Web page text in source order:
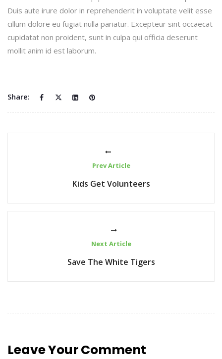
Duis aute irure dolor in reprehenderit in voluptate velit esse
cillum dolore eu fugiat nulla pariatur. Excepteur sint occaecat
cupidatat non proident, sunt in culpa qui officia deserunt
mollit anim id est laborum.
Share:
Prev Article
Kids Get Volunteers
Next Article
Save The White Tigers
Leave Your Comment